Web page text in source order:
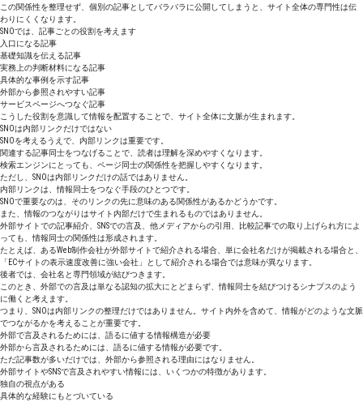
この関係性を整理せず、個別の記事としてバラバラに公開してしまうと、サイト全体の専門性は伝
わりにくくなります。
SNOでは、記事ごとの役割を考えます
入口になる記事
基礎知識を伝える記事
実務上の判断材料になる記事
具体的な事例を示す記事
外部から参照されやすい記事
サービスページへつなぐ記事
こうした役割を意識して情報を配置することで、サイト全体に文脈が生まれます。
SNOは内部リンクだけではない
SNOを考えるうえで、内部リンクは重要です。
関連する記事同士をつなげることで、読者は理解を深めやすくなります。
検索エンジンにとっても、ページ同士の関係性を把握しやすくなります。
ただし、SNOは内部リンクだけの話ではありません。
内部リンクは、情報同士をつなぐ手段のひとつです。
SNOで重要なのは、そのリンクの先に意味のある関係性があるかどうかです。
また、情報のつながりはサイト内部だけで生まれるものではありません。
外部サイトでの記事紹介、SNSでの言及、他メディアからの引用、比較記事での取り上げられ方によ
っても、情報同士の関係性は形成されます。
たとえば、あるWeb制作会社が外部サイトで紹介される場合、単に会社名だけが掲載される場合と、
「ECサイトの表示速度改善に強い会社」として紹介される場合では意味が異なります。
後者では、会社名と専門領域が結びつきます。
このとき、外部での言及は単なる認知の拡大にとどまらず、情報同士を結びつけるシナプスのよう
に働くと考えます。
つまり、SNOは内部リンクの整理だけではありません。サイト内外を含めて、情報がどのような文脈
でつながるかを考えることが重要です。
外部で言及されるためには、語るに値する情報構造が必要
外部から言及されるためには、語るに値する情報が必要です。
ただ記事数が多いだけでは、外部から参照される理由にはなりません。
外部サイトやSNSで言及されやすい情報には、いくつかの特徴があります。
独自の視点がある
具体的な経験にもとづいている